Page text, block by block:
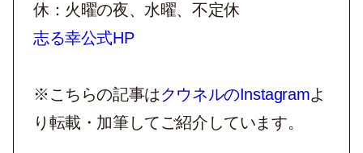
休：火曜の夜、水曜、不定休
志る幸公式HP
※こちらの記事はクウネルのInstagramよ
り転載・加筆してご紹介しています。